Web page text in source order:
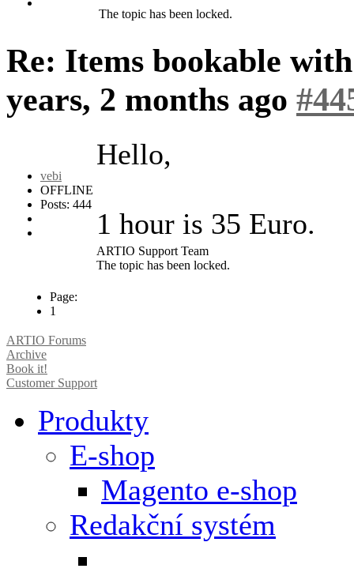
The topic has been locked.
Re: Items bookable
years, 2 months ago
vebi
OFFLINE
Posts: 444
Hello,
1 hour is 35 Euro.
ARTIO Support Team
The topic has been locked.
Page:
1
ARTIO Forums
Archive
Book it!
Customer Support
Produkty
E-shop
Magento e-shop
Redakční systém